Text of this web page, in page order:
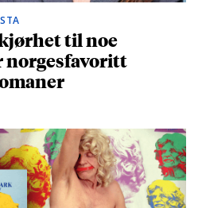
til noe
norgesfavoritt